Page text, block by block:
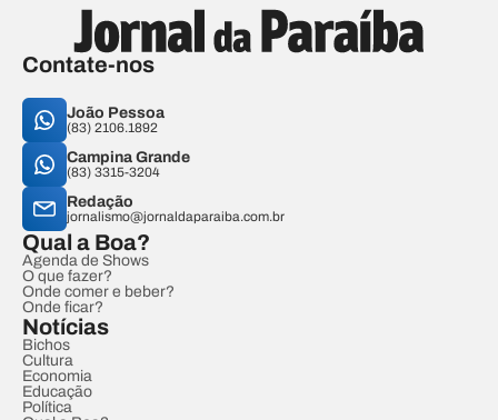
Contate-nos
João Pessoa
(83) 2106.1892
Campina Grande
(83) 3315-3204
Redação
jornalismo@jornaldaparaiba.com.br
Qual a Boa?
Agenda de Shows
O que fazer?
Onde comer e beber?
Onde ficar?
Notícias
Bichos
Cultura
Economia
Educação
Política